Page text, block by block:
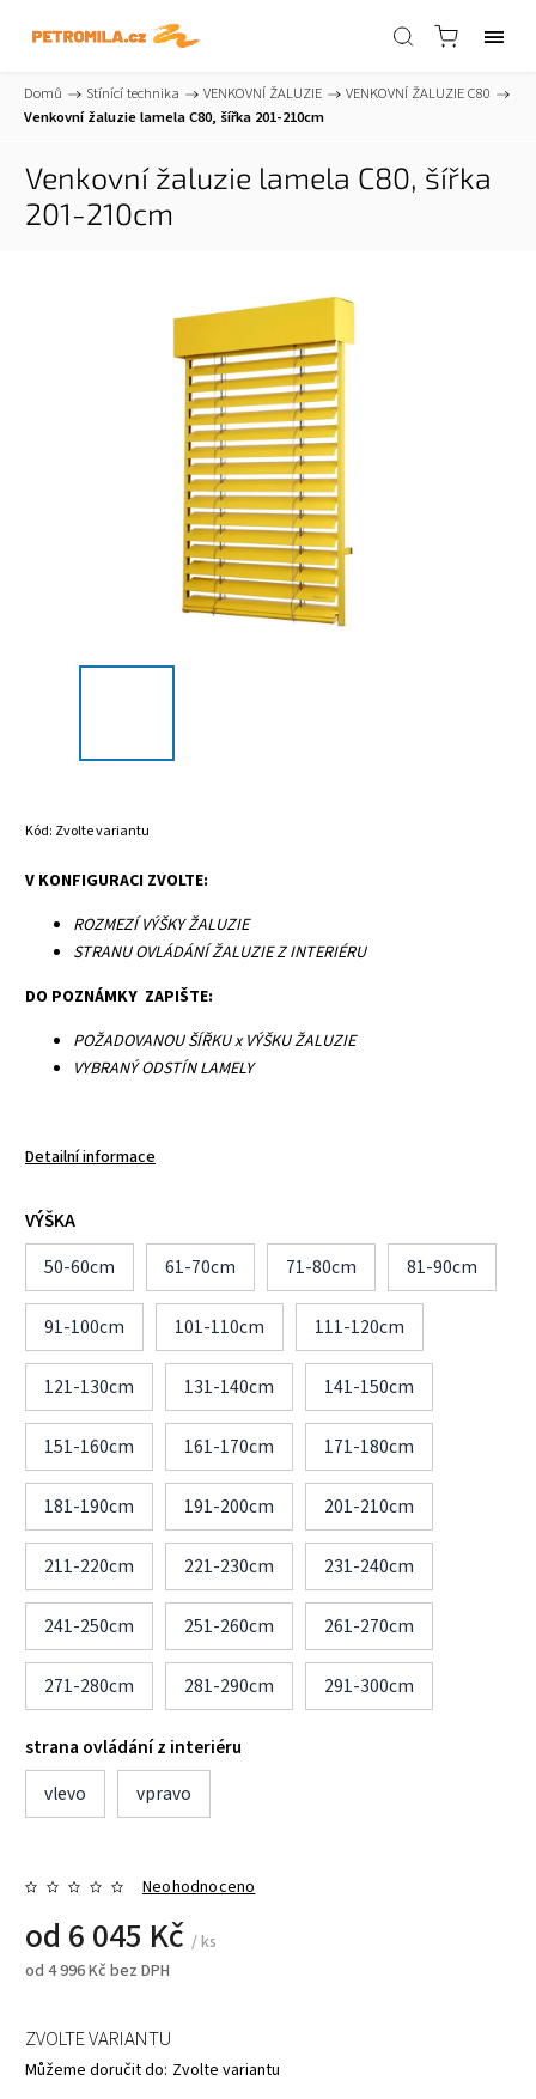
Domů / Stínící technika / VENKOVNÍ ŽALUZIE / VENKOVNÍ ŽALUZIE C80 /
Venkovní žaluzie lamela C80, šířka 201-210cm
Venkovní žaluzie lamela C80, šířka
201-210cm
Kód: Zvolte variantu
V KONFIGURACI ZVOLTE:
ROZMEZÍ VÝŠKY ŽALUZIE
STRANU OVLÁDÁNÍ ŽALUZIE Z INTERIÉRU
DO POZNÁMKY ZAPIŠTE:
POŽADOVANOU ŠÍŘKU x VÝŠKU ŽALUZIE
VYBRANÝ ODSTÍN LAMELY
Detailní informace
VÝŠKA
50-60cm
61-70cm 71-80cm 81-90cm
91-100cm 101-110cm 111-120cm
121-130cm 131-140cm 141-150cm
151-160cm 161-170cm 171-180cm
181-190cm 191-200cm 201-210cm
211-220cm 221-230cm 231-240cm
241-250cm 251-260cm 261-270cm
271-280cm 281-290cm 291-300cm
strana ovládání z interiéru
vlevo
vpravo
Neohodnoceno
od 6 045 Kč / ks
od 4 996 Kč bez DPH
ZVOLTE VARIANTU
Můžeme doručit do: Zvolte variantu